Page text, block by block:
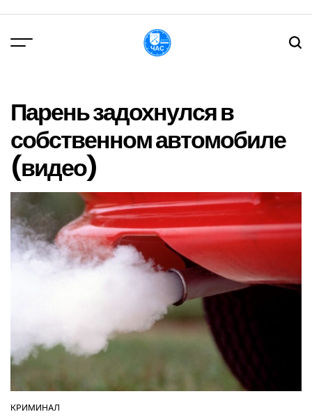
вмісту
Парень задохнулся в
собственном автомобиле
(видео)
ОПУБЛІКУВАТИ
КРИМИНАЛ